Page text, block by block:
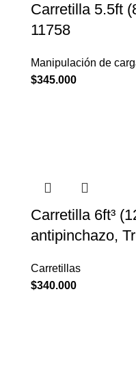
Carretilla 5.5ft
11758
Manipulación de
$345.000
Carretilla 6ft³
antipinchazo,
Carretillas
$340.000